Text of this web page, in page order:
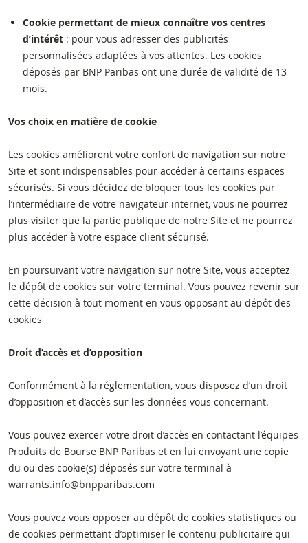
Cookie permettant de mieux connaître vos centres
d’intérêt : pour vous adresser des publicités
personnalisées adaptées à vos attentes. Les cookies
déposés par BNP Paribas ont une durée de validité de 13
mois.
Vos choix en matière de cookie
Les cookies améliorent votre confort de navigation sur notre
Site et sont indispensables pour accéder à certains espaces
sécurisés. Si vous décidez de bloquer tous les cookies par
l’intermédiaire de votre navigateur internet, vous ne pourrez
plus visiter que la partie publique de notre Site et ne pourrez
plus accéder à votre espace client sécurisé.
En poursuivant votre navigation sur notre Site, vous acceptez
le dépôt de cookies sur votre terminal. Vous pouvez revenir sur
cette décision à tout moment en vous opposant au dépôt des
cookies
Droit d’accès et d’opposition
Conformément à la réglementation, vous disposez d’un droit
d’opposition et d’accès sur les données vous concernant.
Vous pouvez exercer votre droit d’accès en contactant l’équipes
Produits de Bourse BNP Paribas et en lui envoyant une copie
du ou des cookie(s) déposés sur votre terminal à
warrants.info@bnpparibas.com
Vous pouvez vous opposer au dépôt de cookies statistiques ou
de cookies permettant d’optimiser le contenu publicitaire qui